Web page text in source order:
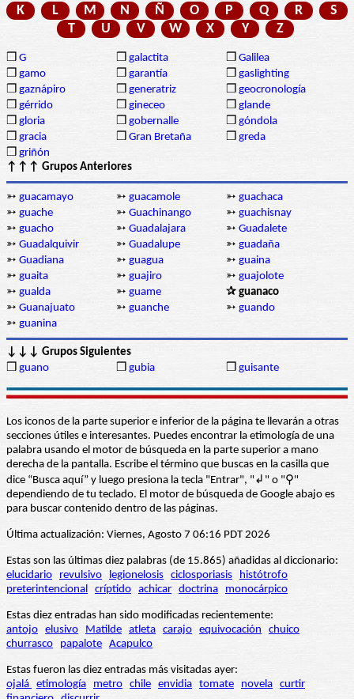
K
L M N Ñ O P Q R
S
T
U V W X Y Z
❒ G ❒ galactita ❒ Galilea
❒ gamo ❒ garantía ❒ gaslighting
❒ gaznápiro ❒ generatriz ❒ geocronología
❒ gérrido ❒ gineceo ❒ glande
❒ gloria ❒ gobernalle ❒ góndola
❒ gracia ❒ Gran Bretaña ❒ greda
❒ griñón
↑↑↑ Grupos Anteriores
➳ guacamayo ➳ guacamole ➳ guachaca
➳ guache ➳ Guachinango ➳ guachisnay
➳ guacho ➳ Guadalajara ➳ Guadalete
➳ Guadalquivir ➳ Guadalupe ➳ guadaña
➳ Guadiana ➳ guagua ➳ guaina
➳ guaita ➳ guajiro ➳ guajolote
➳ gualda ➳ guame
✰ guanaco
➳ Guanajuato ➳ guanche ➳ guando
➳ guanina
↓↓↓ Grupos Siguientes
❒ guano ❒ gubia ❒ guisante
Los iconos de la parte superior e inferior de la página te llevarán a otras
secciones útiles e interesantes. Puedes encontrar la etimología de una
palabra usando el motor de búsqueda en la parte superior a mano
derecha de la pantalla. Escribe el término que buscas en la casilla que
dice “Busca aquí” y luego presiona la tecla "Entrar", "↲" o "⚲"
dependiendo de tu teclado. El motor de búsqueda de Google abajo es
para buscar contenido dentro de las páginas.
Última actualización: Viernes, Agosto 7 06:16 PDT 2026
Estas son las últimas diez palabras (de 15.865) añadidas al diccionario:
elucidario
revulsivo legionelosis ciclosporiasis
histótrofo
preterintencional críptido achicar doctrina monocárpico
Estas diez entradas han sido modificadas recientemente:
antojo elusivo Matilde atleta carajo equivocación
chuico
churrasco
papalote Acapulco
Estas fueron las diez entradas más visitadas ayer:
ojalá etimología metro chile envidia tomate novela curtir